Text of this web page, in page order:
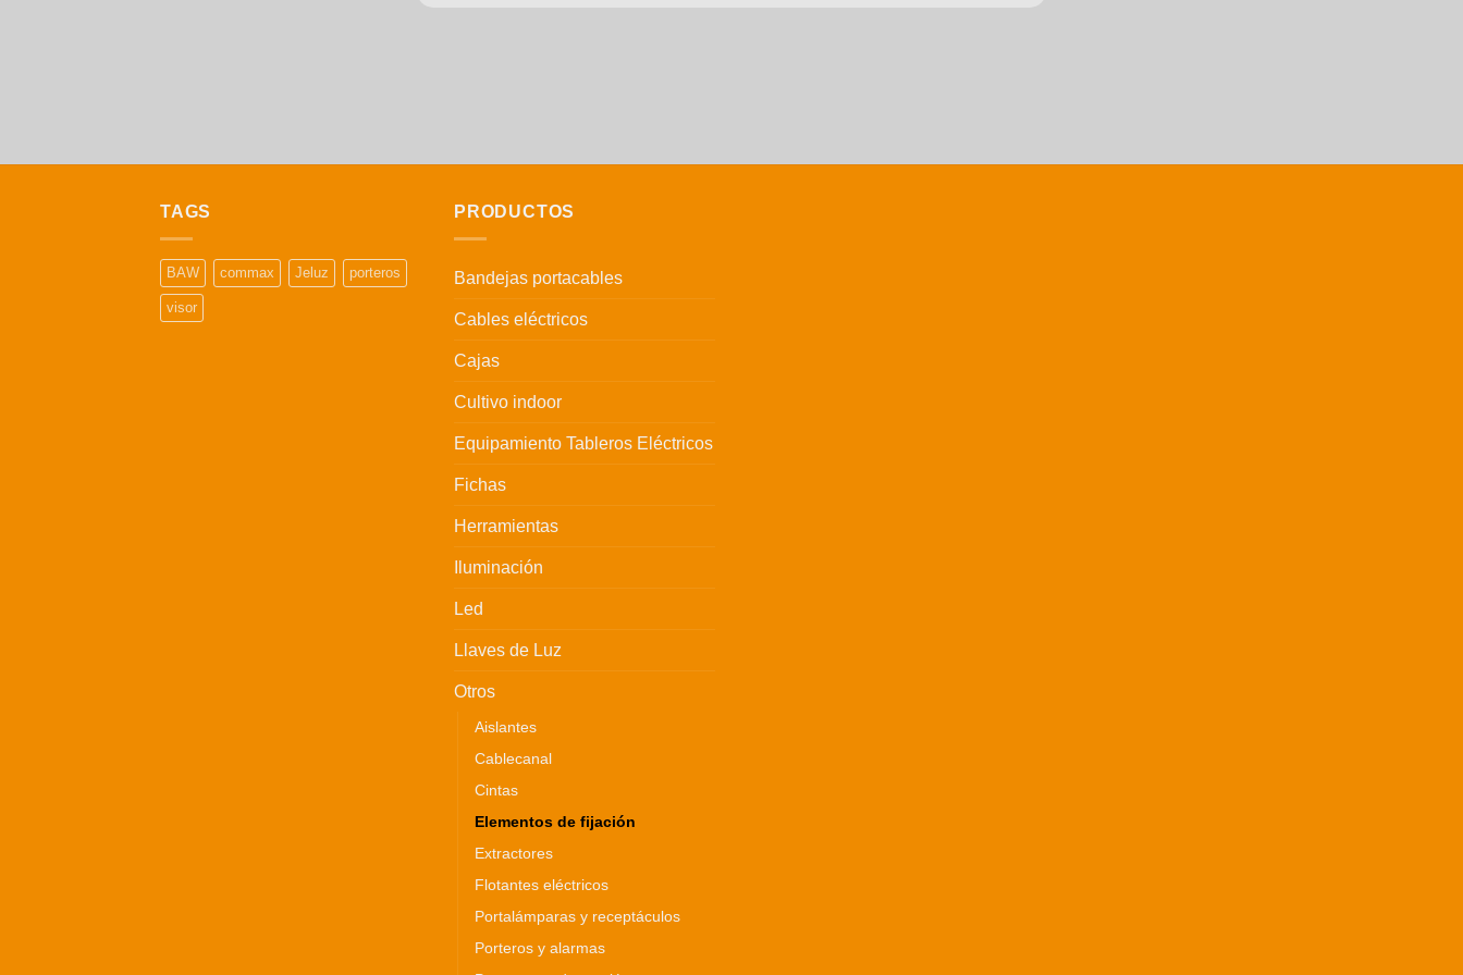
TAGS
BAW commax Jeluz porteros
visor
PRODUCTOS
Bandejas portacables
Cables eléctricos
Cajas
Cultivo indoor
Equipamiento Tableros Eléctricos
Fichas
Herramientas
Iluminación
Led
Llaves de Luz
Otros
Aislantes
Cablecanal
Cintas
Elementos de fijación
Extractores
Flotantes eléctricos
Portalámparas y receptáculos
Porteros y alarmas